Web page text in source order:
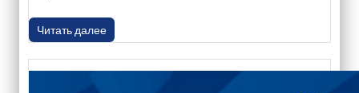
Читать далее